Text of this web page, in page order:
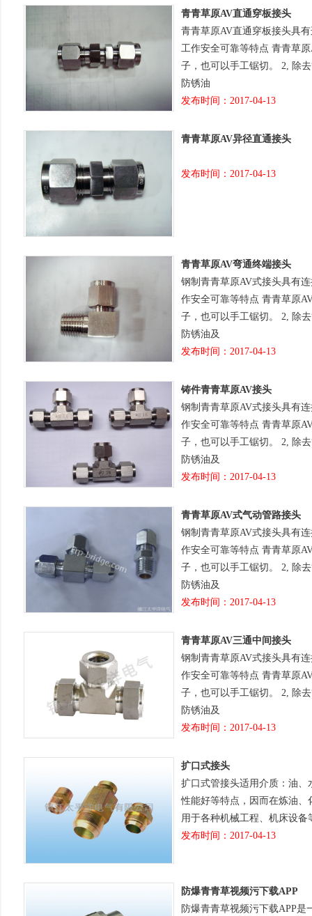
青青草原AV直通穿板接头
青青草原AV直通穿板接头具
工作安全可靠等特点 青青草
子，也可以手工锯切。 2, 除
防锈油
发布时间：2017-04-13
青青草原AV异径直通接头
发布时间：2017-04-13
青青草原AV弯通终端接头
钢制青青草原AV式接头具有
作安全可靠等特点 青青草原
子，也可以手工锯切。 2, 除
防锈油及
发布时间：2017-04-13
铸件青青草原AV接头
钢制青青草原AV式接头具有
作安全可靠等特点 青青草原
子，也可以手工锯切。 2, 除
防锈油及
发布时间：2017-04-13
青青草原AV式气动管路接头
钢制青青草原AV式接头具有
作安全可靠等特点 青青草原
子，也可以手工锯切。 2, 除
防锈油及
发布时间：2017-04-13
青青草原AV三通中间接头
钢制青青草原AV式接头具有
作安全可靠等特点 青青草原
子，也可以手工锯切。 2, 除
防锈油及
发布时间：2017-04-13
扩口式接头
扩口式管接头适用介质：油
性能好等特点，因而在炼油
用于各种机械工程、机床设备
发布时间：2017-04-13
防爆青青草视频污下载APP
防爆青青草视频污下载APP